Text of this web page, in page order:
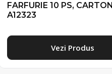
FARFURIE 10 PS, CARTON
A12323
Vezi Produs